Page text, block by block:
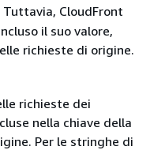
Tuttavia, CloudFront
il suo valore,
richieste di origine.
richieste dei
nella chiave della
Per le stringhe di